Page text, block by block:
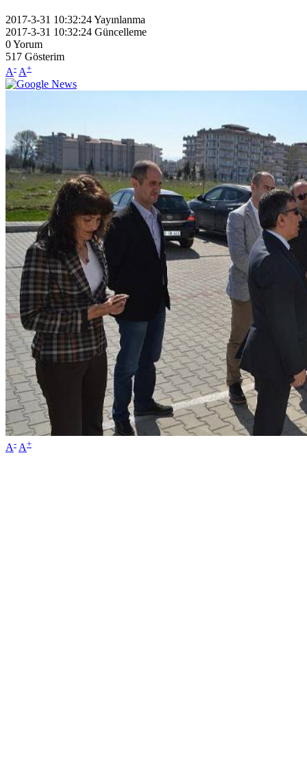
2017-3-31 10:32:24Yayınlanma
2017-3-31 10:32:24 Güncelleme
0Yorum
517 Gösterim
A- A+
A- A+